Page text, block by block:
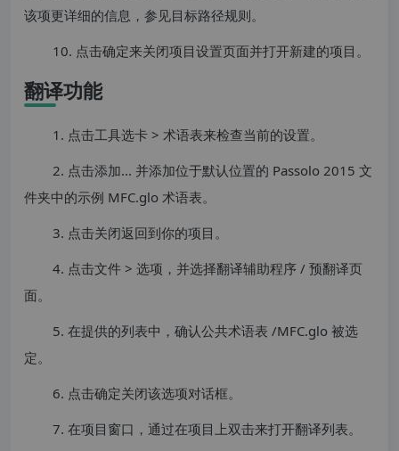
该项更详细的信息，参见目标路径规则。
10. 点击确定来关闭项目设置页面并打开新建的项目。
翻译功能
1. 点击工具选卡 > 术语表来检查当前的设置。
2. 点击添加... 并添加位于默认位置的 Passolo 2015 文
件夹中的示例 MFC.glo 术语表。
3. 点击关闭返回到你的项目。
4. 点击文件 > 选项，并选择翻译辅助程序 / 预翻译页
面。
5. 在提供的列表中，确认公共术语表 /MFC.glo 被选
定。
6. 点击确定关闭该选项对话框。
7. 在项目窗口，通过在项目上双击来打开翻译列表。